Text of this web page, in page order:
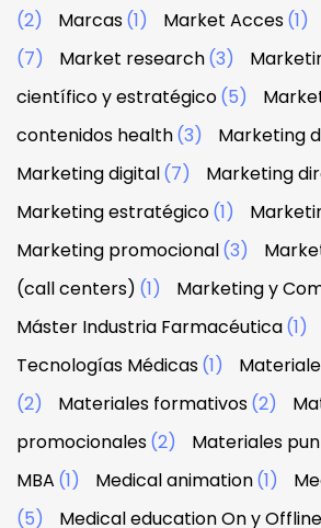
(2)
Marcas(1) Market Acces(1)
(7)
Market research(3)
científico y estratégico(5)
contenidos health(3) Marketing
Marketing digital(7) Marketing
Marketing estratégico(1)
Marketing promocional(3)
(call centers) (1) Marketing y
Máster Industria Farmacéutica(1)
Tecnologías Médicas(1)
(2)
Materiales formativos(2)
promocionales(2) Materiales
MBA (1) Medical animation(1)
(5)
Medical education On y Offline